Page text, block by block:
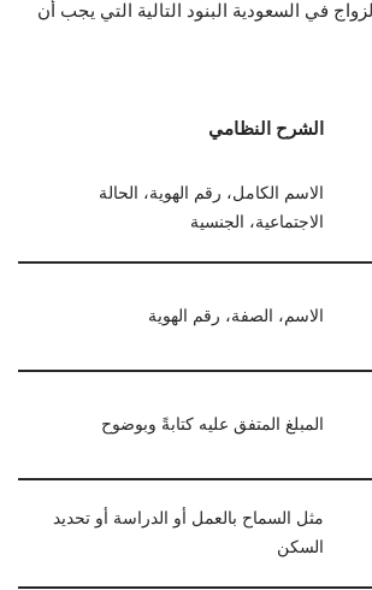
في السعودية البنود التالية التي يجب أن
الشرح النظامي
الاسم الكامل، رقم الهوية، الحالة
الاجتماعية، الجنسية
الاسم، الصفة، رقم الهوية
المبلغ المتفق عليه كتابةً وبوضوح
مثل السماح بالعمل أو الدراسة أو تحديد
السكن